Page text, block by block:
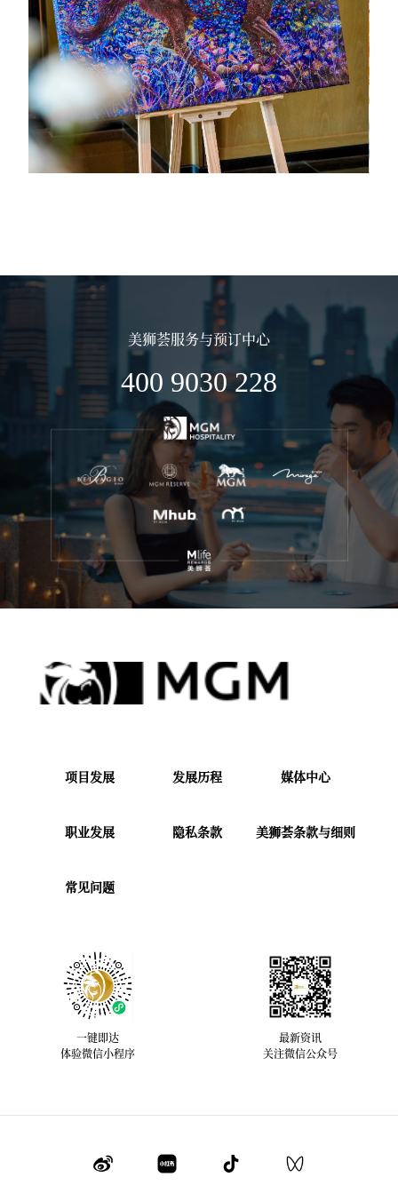
美狮荟服务与预订中心
400 9030 228
项目发展 发展历程 媒体中心
职业发展 隐私条款 美狮荟条款与细则
常见问题
一键即达
体验微信小程序
最新资讯
关注微信公众号